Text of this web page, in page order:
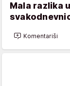
Mala razlika
Komentariši